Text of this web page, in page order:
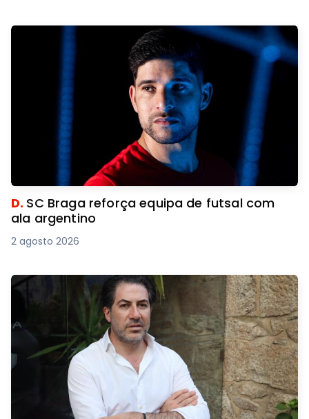
D. SC Braga reforça equipa de futsal com
ala argentino
2 agosto 2026